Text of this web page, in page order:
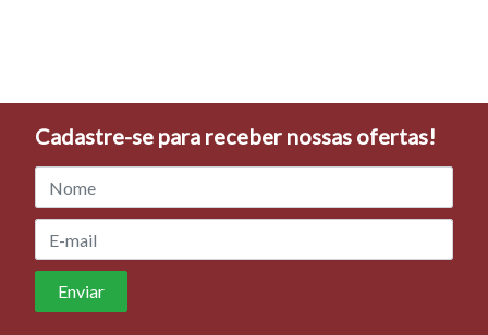
Cadastre-se para receber nossas ofertas!